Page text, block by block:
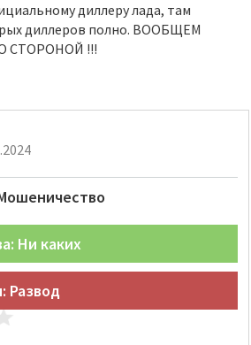
диллеру лада, там
диллеров полно. ВООБЩЕМ
СТОРОНОЙ !!!
Ни каких
Развод